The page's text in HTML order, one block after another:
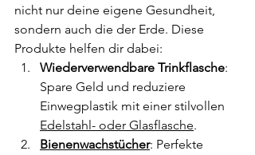
nicht nur deine eigene Gesundheit,
sondern auch die der Erde. Diese
Produkte helfen dir dabei:
Wiederverwendbare Trinkflasche:
Spare Geld und reduziere
Einwegplastik mit einer stilvollen
Edelstahl- oder Glasflasche.
Bienenwachstücher: Perfekte